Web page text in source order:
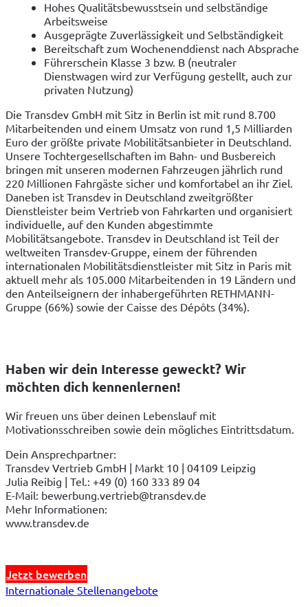
Hohes Qualitätsbewusstsein und selbständige
Arbeitsweise
Ausgeprägte Zuverlässigkeit und Selbständigkeit
Bereitschaft zum Wochenenddienst nach Absprache
Führerschein Klasse 3 bzw. B (neutraler
Dienstwagen wird zur Verfügung gestellt, auch zur
privaten Nutzung)
Die Transdev GmbH mit Sitz in Berlin ist mit rund 8.700
Mitarbeitenden und einem Umsatz von rund 1,5 Milliarden
Euro der größte private Mobilitätsanbieter in Deutschland.
Unsere Tochtergesellschaften im Bahn- und Busbereich
bringen mit unseren modernen Fahrzeugen jährlich rund
220 Millionen Fahrgäste sicher und komfortabel an ihr Ziel.
Daneben ist Transdev in Deutschland zweitgrößter
Dienstleister beim Vertrieb von Fahrkarten und organisiert
individuelle, auf den Kunden abgestimmte
Mobilitätsangebote. Transdev in Deutschland ist Teil der
weltweiten Transdev-Gruppe, einem der führenden
internationalen Mobilitätsdienstleister mit Sitz in Paris mit
aktuell mehr als 105.000 Mitarbeitenden in 19 Ländern und
den Anteilseignern der inhabergeführten RETHMANN-
Gruppe (66%) sowie der Caisse des Dépôts (34%).
Haben wir dein Interesse geweckt? Wir
möchten dich kennenlernen!
Wir freuen uns über deinen Lebenslauf mit
Motivationsschreiben sowie dein mögliches Eintrittsdatum.
Dein Ansprechpartner:
Transdev Vertrieb GmbH | Markt 10 | 04109 Leipzig
Julia Reibig | Tel.: +49 (0) 160 333 89 04
E-Mail: bewerbung.vertrieb@transdev.de
Mehr Informationen:
www.transdev.de
Jetzt bewerben
Internationale Stellenangebote